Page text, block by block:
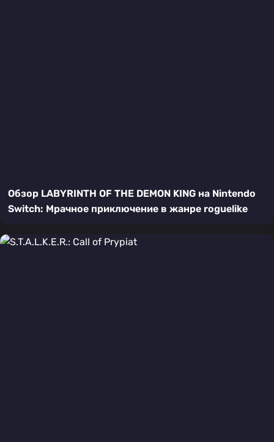
Обзор LABYRINTH OF THE DEMON KING на Nintendo
Switch: Мрачное приключение в жанре roguelike